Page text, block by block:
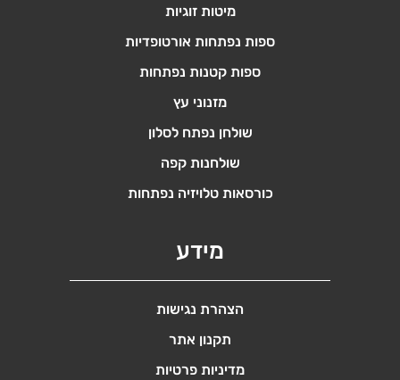
מידע
הצהרת נגישות
תקנון אתר
מדיניות פרטיות
מיטות זוגיות
ספות נפתחות אורטופדיות
ספות קטנות נפתחות
מזנוני עץ
שולחן נפתח לסלון
שולחנות קפה
כורסאות טלויזיה נפתחות